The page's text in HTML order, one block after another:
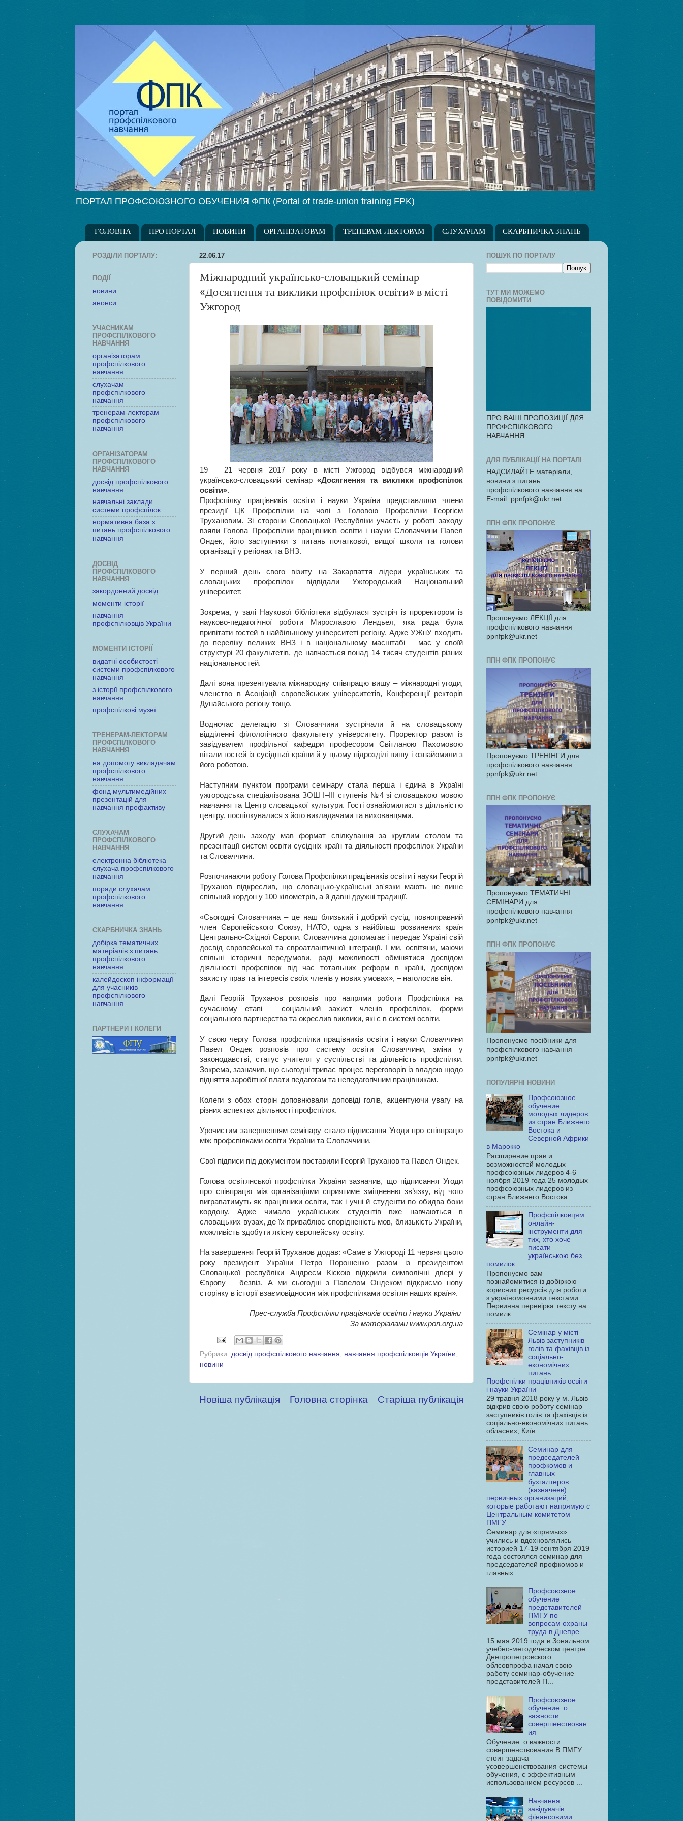
ПОРТАЛ ПРОФСОЮЗНОГО ОБУЧЕНИЯ ФПК (Portal of trade-union training FPK)
ГОЛОВНА ПРО ПОРТАЛ НОВИНИ ОРГАНІЗАТОРАМ ТРЕНЕРАМ-ЛЕКТОРАМ СЛУХАЧАМ СКАРБНИЧКА ЗНАНЬ
22.06.17
Міжнародний українсько-словацький семінар
«Досягнення та виклики профспілок освіти» в місті
Ужгород
19 – 21 червня 2017 року в місті Ужгород відбувся міжнародний
українсько-словацький семінар «Досягнення та виклики профспілок
освіти».
Профспілку працівників освіти і науки України представляли члени
президії ЦК Профспілки на чолі з Головою Профспілки Георгієм
Трухановим. Зі сторони Словацької Республіки участь у роботі заходу
взяли Голова Профспілки працівників освіти і науки Словаччини Павел
Ондек, його заступники з питань початкової, вищої школи та голови
організації у регіонах та ВНЗ.
У перший день свого візиту на Закарпаття лідери українських та
словацьких профспілок відвідали Ужгородський Національний
університет.
Зокрема, у залі Наукової бібліотеки відбулася зустріч із проректором із
науково-педагогічної роботи Мирославою Лендьел, яка рада була
привітати гостей в найбільшому університеті регіону. Адже УЖнУ входить
до переліку великих ВНЗ і в національному масштабі – має у своїй
структурі 20 факультетів, де навчається понад 14 тисяч студентів різних
національностей.
Далі вона презентувала міжнародну співпрацю вишу – міжнародні угоди,
членство в Асоціації європейських університетів, Конференції ректорів
Дунайського регіону тощо.
Водночас делегацію зі Словаччини зустрічали й на словацькому
відділенні філологічного факультету університету. Проректор разом із
завідувачем профільної кафедри професором Світланою Пахомовою
вітали гостей із сусідньої країни й у цьому підрозділі вишу і ознайомили з
його роботою.
Наступним пунктом програми семінару стала перша і єдина в Україні
ужгородська спеціалізована ЗОШ І–ІІІ ступенів №4 зі словацькою мовою
навчання та Центр словацької культури. Гості ознайомилися з діяльністю
центру, поспілкувалися з його викладачами та вихованцями.
Другий день заходу мав формат спілкування за круглим столом та
презентації систем освіти сусідніх країн та діяльності профспілок України
та Словаччини.
Розпочинаючи роботу Голова Профспілки працівників освіти і науки Георгій
Труханов підкреслив, що словацько-українські зв'язки мають не лише
спільний кордон у 100 кілометрів, а й давні дружні традиції.
«Сьогодні Словаччина – це наш близький і добрий сусід, повноправний
член Європейського Союзу, НАТО, одна з найбільш розвинених країн
Центрально-Східної Європи. Словаччина допомагає і передає Україні свій
досвід європейської та євроатлантичної інтеграції. І ми, освітяни, маючи
спільні історичні передумови, раді можливості обмінятися досвідом
діяльності профспілок під час тотальних реформ в країні, досвідом
захисту прав та інтересів своїх членів у нових умовах», – наголосив він.
Далі Георгій Труханов розповів про напрями роботи Профспілки на
сучасному етапі – соціальний захист членів профспілок, форми
соціального партнерства та окреслив виклики, які є в системі освіти.
У свою чергу Голова профспілки працівників освіти і науки Словаччини
Павел Ондек розповів про систему освіти Словаччини, зміни у
законодавстві, статус учителя у суспільстві та діяльність профспілки.
Зокрема, зазначив, що сьогодні триває процес переговорів із владою щодо
підняття заробітної плати педагогам та непедагогічним працівникам.
Колеги з обох сторін доповнювали доповіді голів, акцентуючи увагу на
різних аспектах діяльності профспілок.
Урочистим завершенням семінару стало підписання Угоди про співпрацю
між профспілками освіти України та Словаччини.
Свої підписи під документом поставили Георгій Труханов та Павел Ондек.
Голова освітянської профспілки України зазначив, що підписання Угоди
про співпрацю між організаціями сприятиме зміцненню зв’язку, від чого
виграватимуть як працівники освіти, так і учні й студенти по обидва боки
кордону. Адже чимало українських студентів вже навчаються в
словацьких вузах, де їх приваблює спорідненість мов, близькість України,
можливість здобути якісну європейську освіту.
На завершення Георгій Труханов додав: «Саме в Ужгороді 11 червня цього
року президент України Петро Порошенко разом із президентом
Словацької республіки Андреєм Кіскою відкрили символічні двері у
Європу – безвіз. А ми сьогодні з Павелом Ондеком відкриємо нову
сторінку в історії взаємовідносин між профспілками освітян наших країн».
Прес-служба Профспілки працівників освіти і науки України
За матеріалами www.pon.org.ua
Рубрики: досвід профспілкового навчання, навчання профспілковців України,
новини
Новіша публікація Старіша публікація
Головна сторінка
РОЗДІЛИ ПОРТАЛУ:
ПОДІЇ
новини
анонси
УЧАСНИКАМ
ПРОФСПІЛКОВОГО
НАВЧАННЯ
організаторам
профспілкового
навчання
слухачам
профспілкового
навчання
тренерам-лекторам
профспілкового
навчання
ОРГАНІЗАТОРАМ
ПРОФСПІЛКОВОГО
НАВЧАННЯ
досвід профспілкового
навчання
навчальні заклади
системи профспілок
нормативна база з
питань профспілкового
навчання
ДОСВІД
ПРОФСПІЛКОВОГО
НАВЧАННЯ
закордонний досвід
моменти історії
навчання
профспілковців України
МОМЕНТИ ІСТОРІЇ
видатні особистості
системи профспілкового
навчання
з історії профспілкового
навчання
профспілкові музеї
ТРЕНЕРАМ-ЛЕКТОРАМ
ПРОФСПІЛКОВОГО
НАВЧАННЯ
на допомогу викладачам
профспілкового
навчання
фонд мультимедійних
презентацій для
навчання профактиву
СЛУХАЧАМ
ПРОФСПІЛКОВОГО
НАВЧАННЯ
електронна бібліотека
слухача профспілкового
навчання
поради слухачам
профспілкового
навчання
СКАРБНИЧКА ЗНАНЬ
добірка тематичних
матеріалів з питань
профспілкового
навчання
калейдоскоп інформації
для учасників
профспілкового
навчання
ПАРТНЕРИ І КОЛЕГИ
ПОШУК ПО ПОРТАЛУ
ТУТ МИ МОЖЕМО
ПОВІДОМИТИ
ПРО ВАШІ ПРОПОЗИЦІЇ ДЛЯ
ПРОФСПІЛКОВОГО
НАВЧАННЯ
ДЛЯ ПУБЛІКАЦІЇ НА ПОРТАЛІ
НАДСИЛАЙТЕ матеріали,
новини з питань
профспілкового навчання на
E-mail: ppnfpk@ukr.net
ППН ФПК ПРОПОНУЄ
Пропонуємо ЛЕКЦІЇ для
профспілкового навчання
ppnfpk@ukr.net
ППН ФПК ПРОПОНУЄ
Пропонуємо ТРЕНІНГИ для
профспілкового навчання
ppnfpk@ukr.net
ППН ФПК ПРОПОНУЄ
Пропонуємо ТЕМАТИЧНІ
СЕМІНАРИ для
профспілкового навчання
ppnfpk@ukr.net
ППН ФПК ПРОПОНУЄ
Пропонуємо посібники для
профспілкового навчання
ppnfpk@ukr.net
ПОПУЛЯРНІ НОВИНИ
Профсоюзное
обучение
молодых лидеров
из стран Ближнего
Востока и
Северной Африки
в Марокко
Расширение прав и
возможностей молодых
профсоюзных лидеров 4-6
ноября 2019 года 25 молодых
профсоюзных лидеров из
стран Ближнего Востока...
Профспілковцям:
онлайн-
інструменти для
тих, хто хоче
писати
українською без
помилок
Пропонуємо вам
познайомитися із добіркою
корисних ресурсів для роботи
з україномовними текстами.
Первинна перевірка тексту на
помилк...
Семінар у місті
Львів заступників
голів та фахівців із
соціально-
економічних
питань
Профспілки працівників освіти
і науки України
29 травня 2018 року у м. Львів
відкрив свою роботу семінар
заступників голів та фахівців із
соціально-економічних питань
обласних, Київ...
Семинар для
председателей
профкомов и
главных
бухгалтеров
(казначеев)
первичных организаций,
которые работают напрямую с
Центральным комитетом
ПМГУ
Семинар для «прямых»:
учились и вдохновлялись
историей 17-19 сентября 2019
года состоялся семинар для
председателей профкомов и
главных...
Профсоюзное
обучение
представителей
ПМГУ по
вопросам охраны
труда в Днепре
15 мая 2019 года в Зональном
учебно-методическом центре
Днепропетровского
облсовпрофа начал свою
работу семинар-обучение
представителей П...
Профсоюзное
обучение: о
важности
совершенствован
ия
Обучение: о важности
совершенствования В ПМГУ
стоит задача
усовершенствования системы
обучения, с эффективным
использованием ресурсов ...
Навчання
завідувачів
фінансовими